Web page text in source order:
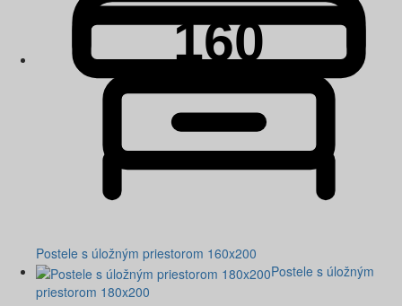
Postele s úložným priestorom 160x200
Postele s úložným
priestorom 180x200